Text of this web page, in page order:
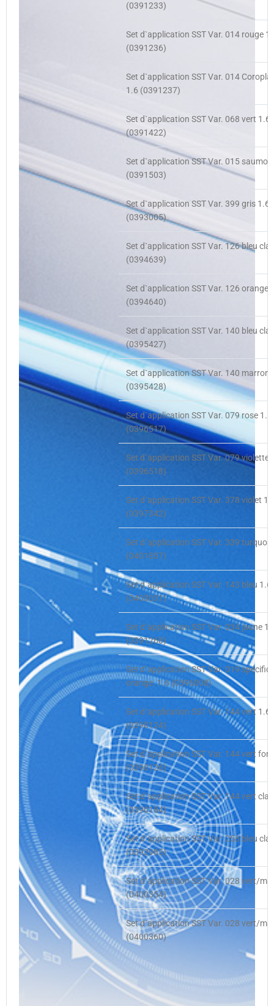
(0391233)
Set d`application SST Var. 014 rouge
(0391236)
Set d`application SST Var. 014
1.6 (0391237)
Set d`application SST Var. 068 vert 1.6
(0391422)
Set d`application SST Var. 015
(0391503)
Set d`application SST Var. 399 gris 1.6
(0393005)
Set d`application SST Var. 126 bleu
(0394639)
Set d`application SST Var. 126 orange
(0394640)
Set d`application SST Var. 140 bleu
(0395427)
Set d`application SST Var. 140 marron
(0395428)
Set d`application SST Var. 079 rose 1.6
(0396517)
Set d`application SST Var. 079 violette
(0396518)
Set d`application SST Var. 378 violet
(0397342)
Set d`application SST Var. 339
(0401857)
Set d`application SST Var. 143 bleu 1.6
(0403031)
Set d`application SST Var. 034 jaune
(0391268)
Set d`application SST Var. 019
orange. 1.6 (0396008)
Set d`application SST Var. 144 vert 1.6
(0390124)
Set d`application SST Var. 144 vert
(0390126)
Set d`application SST Var. 144 vert
(0390184)
Set d`application SST Var. 258 bleu
(0392985)
Set d`application SST Var. 028 vert/
(0400354)
Set d`application SST Var. 028 vert/
(0400360)